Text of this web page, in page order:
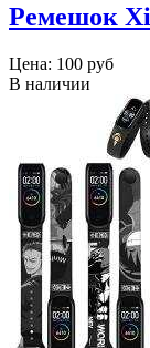
Ремешок
Цена: 100 руб
В наличии